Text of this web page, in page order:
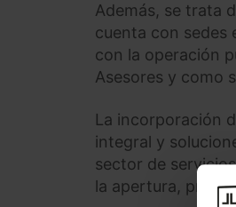
Además, se trata
cuenta con sedes
con la operación
Asesores y como
La incorporación
integral y
sector de
la apertura,